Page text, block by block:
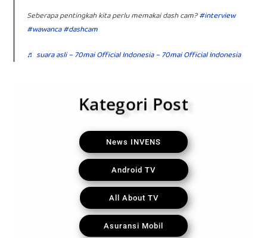
Seberapa pentingkah kita perlu memakai dash cam?#interview
#wawanca#dashcam
♬ suara asli – 70mai Official Indonesia – 70mai Official Indonesia
Kategori Post
News INVENS
Android TV
All About TV
Asuransi Mobil